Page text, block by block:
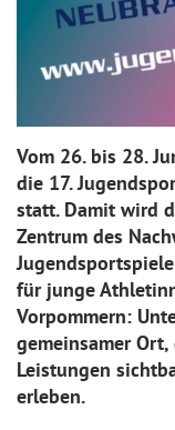
Vom 26. bis 28.
die 17.
statt. Damit wird
Zentrum des
für junge
Vorpommern:
gemeinsamer
Leistungen
erleben.